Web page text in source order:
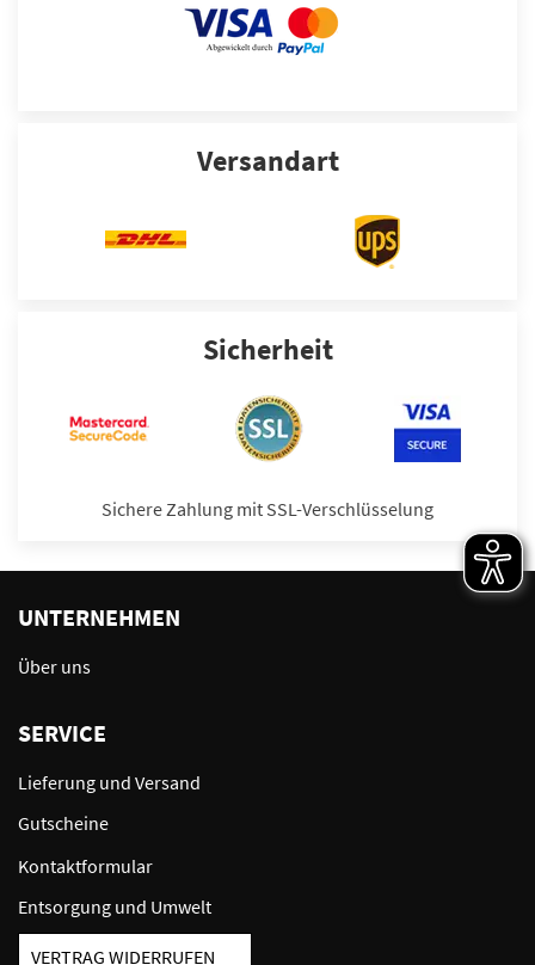
Versandart
Sicherheit
Sichere Zahlung mit SSL-Verschlüsselung
UNTERNEHMEN
Über uns
SERVICE
Lieferung und Versand
Gutscheine
Kontaktformular
Entsorgung und Umwelt
VERTRAG WIDERRUFEN